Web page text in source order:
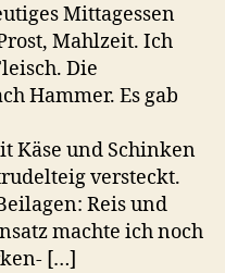
Mittagessen
Mahlzeit. Ich
Die
Hammer. Es gab
Käse und Schinken
versteckt.
Reis und
machte ich noch
[…]